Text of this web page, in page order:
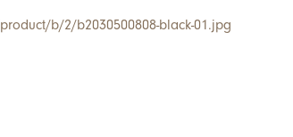
b/2/b2030500808-black-01.jpg